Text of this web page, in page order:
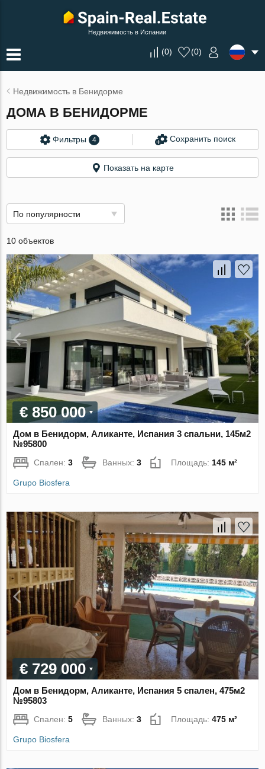
Недвижимость в Испании
(0) (0)
Недвижимость в Бенидорме
ДОМА В БЕНИДОРМЕ
Фильтры 4 Сохранить поиск
Показать на карте
По популярности
10 объектов
€ 850 000
Дом в Бенидорм, Аликанте, Испания 3 спальни, 145м2
№95800
Спален:3 Ванных:3 Площадь: 145 м²
Grupo Biosfera
€ 729 000
Дом в Бенидорм, Аликанте, Испания 5 спален, 475м2
№95803
Спален:5 Ванных:3 Площадь:475 м²
Grupo Biosfera